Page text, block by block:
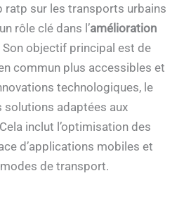
ratp sur les transports urbains
rôle clé dans l’amélioration
objectif principal est de
commun plus accessibles et
technologiques, le
solutions adaptées aux
inclut l’optimisation des
d’applications mobiles et
de transport.